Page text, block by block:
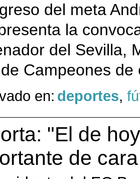
del meta
la
del Sevilla,
Campeones
en: deportes,
"El de
de